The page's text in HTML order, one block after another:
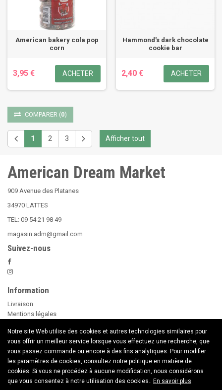
Notre site Web utilise des cookies et autres technologies similaires pour
vous offrir un meilleur service lorsque vous effectuez une recherche, que
vous passez commande ou encore à des fins analytiques. Pour modifier
les paramètres de cookies, consultez notre politique en matière de
cookies. Si vous ne procédez à aucune modification, nous considérons
que vous consentez à notre utilisation des cookies.. En savoir plus
American bakery cola pop
corn
3,95 € ACHETER
Hammond's dark chocolate
cookie bar
2,40 € ACHETER
COMPARER (0)
1 2 3 Afficher tout
American Dream Market
909 Avenue des Platanes
34970 LATTES
TEL: 09 54 21 98 49
magasin.adm@gmail.com
Suivez-nous
Information
Livraison
Mentions légales
Paiement sécurisé
Le Beer Pong
conseils d'utilisation des Bougies
Nouveaux Produits
Contactez nous